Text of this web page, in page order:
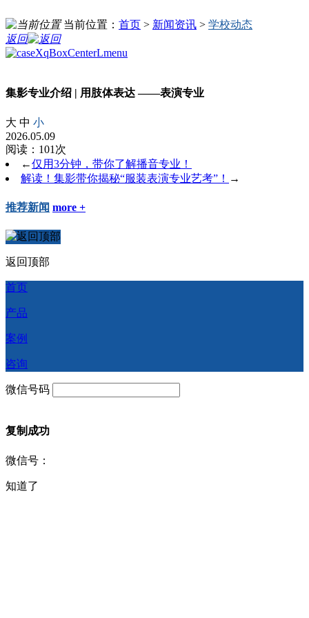
当前位置： 首页 > 新闻资讯 > 学校动态
返回
集影专业介绍 | 用肢体表达 ——表演专业
大 中 小
2026.05.09
阅读：101次
←仅用3分钟，带你了解播音专业！
解读！集影带你揭秘“服装表演专业艺考”！ →
推荐新闻 more +
返回顶部
首页
产品
案例
咨询
微信号码
复制成功
微信号：
知道了